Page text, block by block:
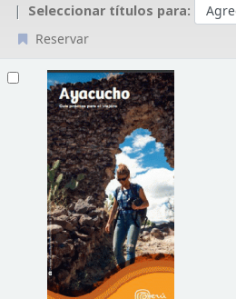
Seleccionar títulos para:
Reservar